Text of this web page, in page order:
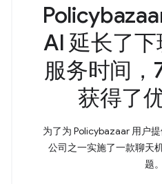
AI 延长了
服务时间，
获得了
为了为 Policybazaar 用户
公司之一实施了一款聊天
题。